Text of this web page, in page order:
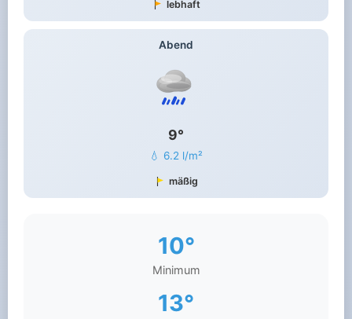
lebhaft
Abend
9°
💧 6.2 l/m²
mäßig
10°
Minimum
13°